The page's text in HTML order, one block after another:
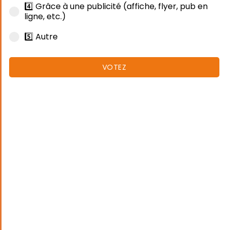
4️⃣ Grâce à une publicité (affiche, flyer, pub en
ligne, etc.)
5️⃣ Autre
VOTEZ